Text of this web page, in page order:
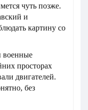
чуть позже.
и
картину со
военные
просторах
двигателей.
без